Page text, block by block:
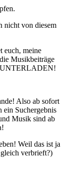
nicht von diesem
euch, meine
Musikbeiträge
Also ab sofort
ein Suchergebnis
Musik sind ab
Weil das ist ja
verbrieft?)